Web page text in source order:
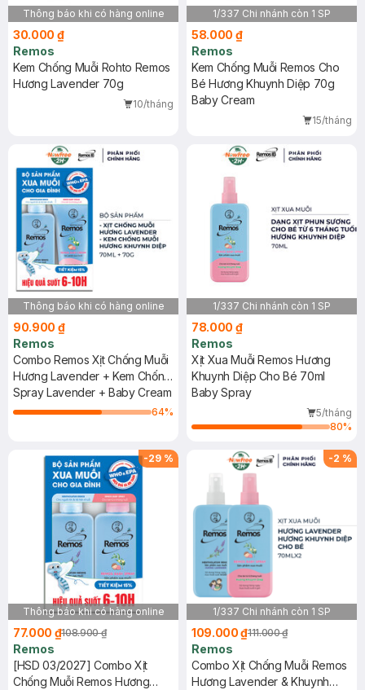
Thông báo khi có hàng online
30.000 ₫
Remos
Kem Chống Muỗi Rohto Remos
Hương Lavender 70g
10/tháng
1/337 Chi nhánh còn 1 SP
58.000 ₫
Remos
Kem Chống Muỗi Remos Cho
Bé Hương Khuynh Diệp 70g
Baby Cream
15/tháng
Thông báo khi có hàng online
90.900 ₫
Remos
Combo Remos Xịt Chống Muỗi
Hương Lavender + Kem Chống
Muỗi Khuynh Diệp 70ml+70g
Spray Lavender + Baby Cream
64%
1/337 Chi nhánh còn 1 SP
78.000 ₫
Remos
Xịt Xua Muỗi Remos Hương
Khuynh Diệp Cho Bé 70ml
Baby Spray
5/tháng
80%
-29 %
Thông báo khi có hàng online
77.000 ₫108.900 ₫
Remos
[HSD 03/2027] Combo Xịt
Chống Muỗi Remos Hương
-2 %
1/337 Chi nhánh còn 1 SP
109.000 ₫111.000 ₫
Remos
Combo Xịt Chống Muỗi Remos
Hương Lavender & Khuynh